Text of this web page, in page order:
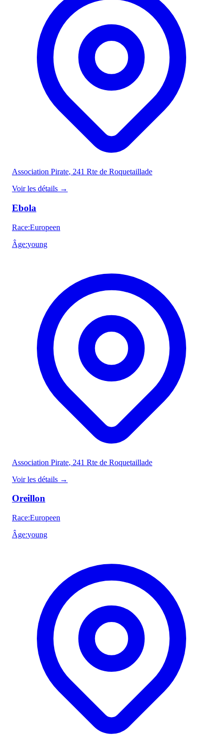
Association Pirate, 241 Rte de Roquetaillade
Voir les détails →
Ebola
Race:Europeen
Âge:young
Association Pirate, 241 Rte de Roquetaillade
Voir les détails →
Oreillon
Race:Europeen
Âge:young